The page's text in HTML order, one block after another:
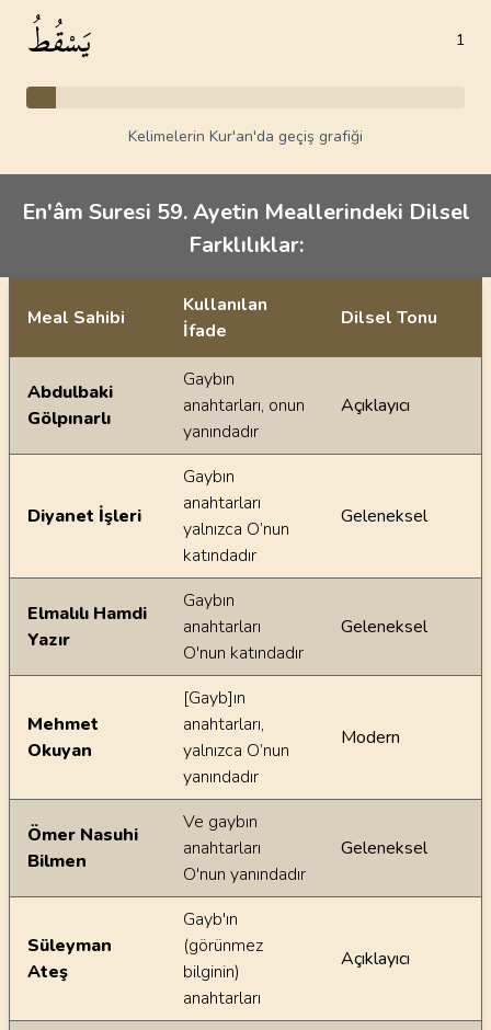
يَسْقُطُ 1
Kelimelerin Kur'an'da geçiş grafiği
En'âm Suresi 59. Ayetin Meallerindeki Dilsel
Farklılıklar:
Ayetin meallerindeki dilsel farklılıklar
Meal Sahibi
Kullanılan
İfade
Dilsel Tonu
Abdulbaki
Gölpınarlı
Gaybın
anahtarları, onun
yanındadır
Açıklayıcı
Diyanet İşleri
Gaybın
anahtarları
yalnızca O’nun
katındadır
Geleneksel
Elmalılı Hamdi
Yazır
Gaybın
anahtarları
O'nun katındadır
Geleneksel
Mehmet
Okuyan
[Gayb]ın
anahtarları,
yalnızca O’nun
yanındadır
Modern
Ömer Nasuhi
Bilmen
Ve gaybın
anahtarları
O'nun yanındadır
Geleneksel
Süleyman
Ateş
Gayb'ın
(görünmez
bilginin)
anahtarları
Açıklayıcı